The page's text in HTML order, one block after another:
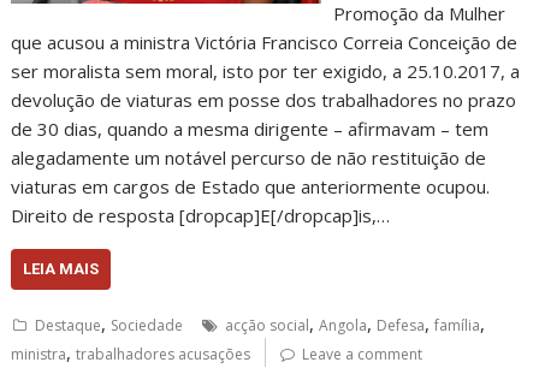
Promoção da Mulher
que acusou a ministra Victória Francisco Correia Conceição de
ser moralista sem moral, isto por ter exigido, a 25.10.2017, a
devolução de viaturas em posse dos trabalhadores no prazo
de 30 dias, quando a mesma dirigente – afirmavam – tem
alegadamente um notável percurso de não restituição de
viaturas em cargos de Estado que anteriormente ocupou.
Direito de resposta [dropcap]E[/dropcap]is,…
LEIA MAIS
Destaque, Sociedade acção social,Angola, Defesa,família,
ministra,trabalhadores acusações Leave a comment